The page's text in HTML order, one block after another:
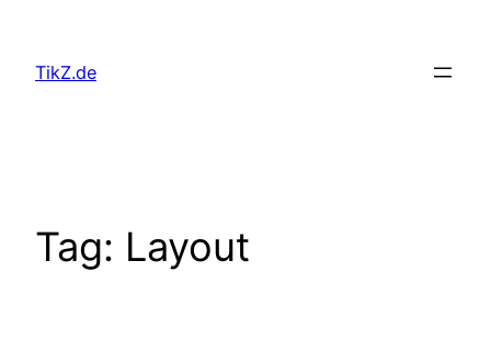
content
TikZ.de
Tag: Layout